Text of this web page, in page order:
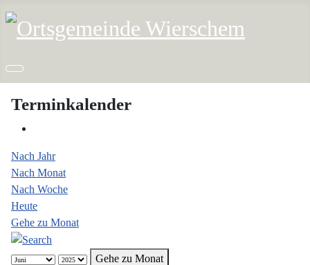
Terminkalender
Nach Jahr
Nach Monat
Nach Woche
Heute
Gehe zu Monat
Gehe zu Monat